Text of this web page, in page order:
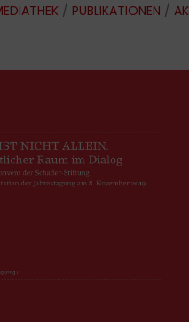
/ PUBLIKATIONEN /